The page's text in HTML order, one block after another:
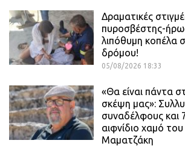
Δραματικές
πυροσβέστης-
λιπόθυμη κοπέλα
δρόμου!
05/08/2026 18:33
«Θα είναι πάντα
σκέψη μας»:
συναδέλφους και
αιφνίδιο χαμό
Μαματζάκη